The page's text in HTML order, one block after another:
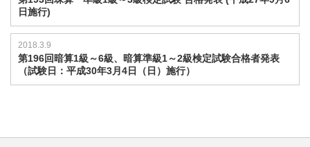
日施行)
2018.3.9
第196回暗算1級～6級、暗算準級1～2級検定試験合格者発表
（試験日：平成30年3月4日（日）施行）